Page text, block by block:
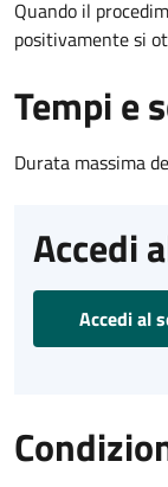
Quando il
positivamente si
Tempi e
Durata massima
Accedi
Accedi al